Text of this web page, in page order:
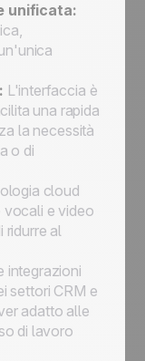
unificata:
L'interfaccia è
una rapida
la necessità
o di
cloud
e video
ridurre al
integrazioni
settori CRM e
adatto alle
di lavoro